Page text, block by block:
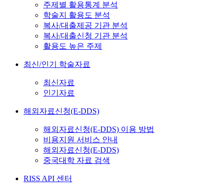
주제별 활용통계 분석
학술지 활용도 분석
복사/대출제공 기관 분석
복사/대출신청 기관 분석
활용도 높은 주제
최신/인기 학술자료
최신자료
인기자료
해외자료신청(E-DDS)
해외자료신청(E-DDS) 이용 방법
비용지원 서비스 안내
해외자료신청(E-DDS)
중국대학 자료 검색
RISS API 센터